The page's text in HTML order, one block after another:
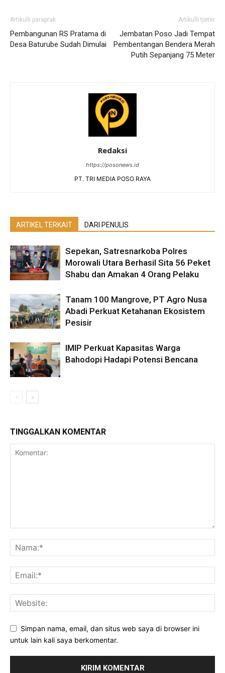
Artikulli paraprak
Pembangunan RS Pratama di
Desa Baturube Sudah Dimulai
Artikulli tjetër
Jembatan Poso Jadi Tempat
Pembentangan Bendera Merah
Putih Sepanjang 75 Meter
Redaksi
https://posonews.id
PT. TRI MEDIA POSO RAYA
ARTIKEL TERKAIT DARI PENULIS
Sepekan, Satresnarkoba Polres
Morowali Utara Berhasil Sita 56 Peket
Shabu dan Amakan 4 Orang Pelaku
Tanam 100 Mangrove, PT Agro Nusa
Abadi Perkuat Ketahanan Ekosistem
Pesisir
IMIP Perkuat Kapasitas Warga
Bahodopi Hadapi Potensi Bencana
TINGGALKAN KOMENTAR
Simpan nama, email, dan situs web saya di browser ini
untuk lain kali saya berkomentar.